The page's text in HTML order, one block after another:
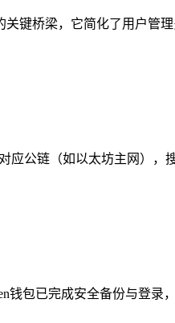
关键桥梁，它简化了用户管
应公链（如以太坊主网），
钱包已完成安全备份与登录